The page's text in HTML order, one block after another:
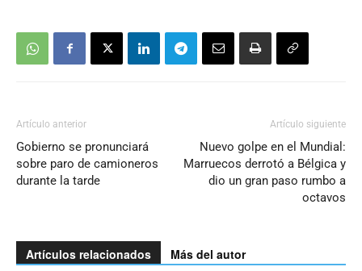
Artículo anterior
Gobierno se pronunciará
sobre paro de camioneros
durante la tarde
Artículo siguiente
Nuevo golpe en el Mundial:
Marruecos derrotó a Bélgica y
dio un gran paso rumbo a
octavos
Artículos relacionados Más del autor